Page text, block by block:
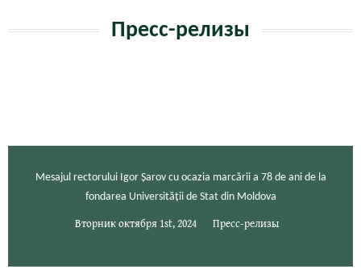
Пресс-релизы
Mesajul rectorului Igor Șarov cu ocazia marcării a 78 de ani de la
fondarea Universității de Stat din Moldova
Вторник октября 1st, 2024 Пресс-релизы